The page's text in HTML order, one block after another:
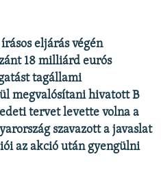
eljárás végén
18 milliárd eurós
tagállami
megvalósítani hivatott B
tervet levette volna a
szavazott a javaslat
az akció után gyengülni